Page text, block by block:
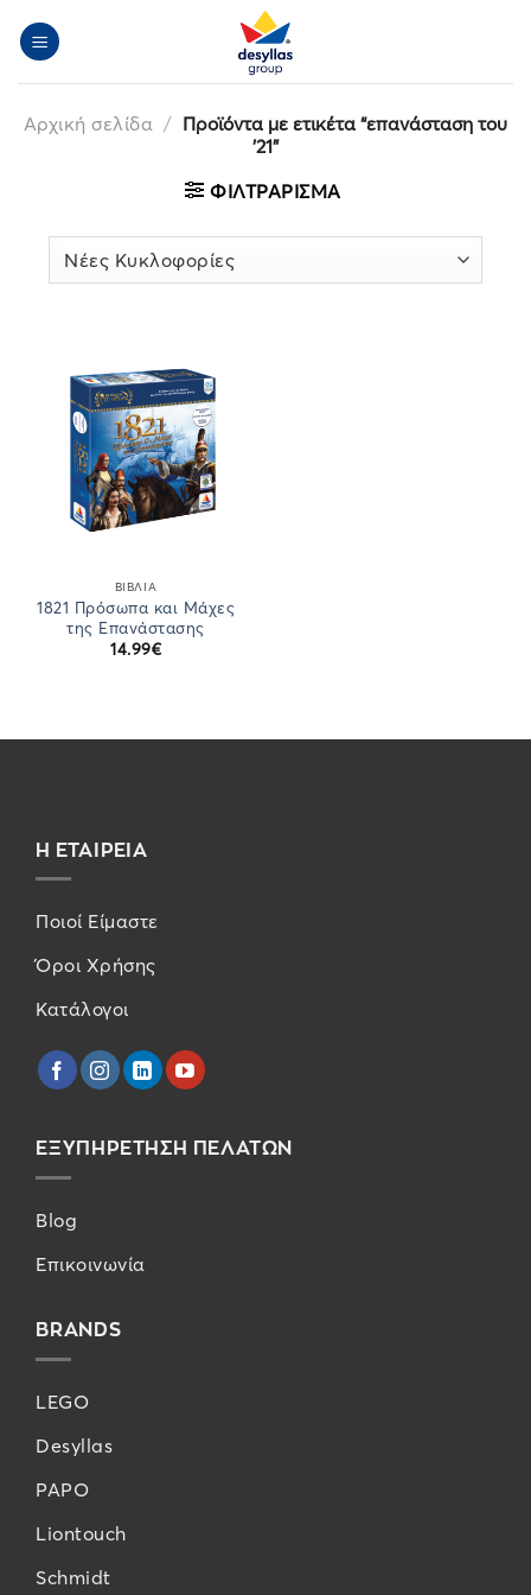
στο
Αρχική σελίδα / Προϊόντα με ετικέτα “επανάσταση του
’21”
ΦΙΛΤΡΆΡΙΣΜΑ
ΒΙΒΛΙΑ
1821 Πρόσωπα και Μάχες
της Επανάστασης
14.99€
Η ΕΤΑΙΡΕΙΑ
Ποιοί Είμαστε
Όροι Χρήσης
Κατάλογοι
ΕΞΥΠΗΡΕΤΗΣΗ ΠΕΛΑΤΩΝ
Blog
Επικοινωνία
BRANDS
LEGO
Desyllas
PAPO
Liontouch
Schmidt